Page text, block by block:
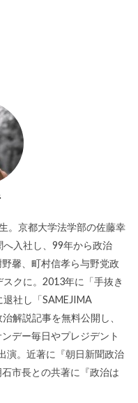
。京都大学法学部の佐藤幸
入社し、99年から政治
馨、町村信孝ら与野党政
クに。2013年に「手抜き
社し「SAMEJIMA
解説記事を無料公開し、
デー毎日やプレジデント
演。近著に『朝日新聞政治
市長との共著に『政治は